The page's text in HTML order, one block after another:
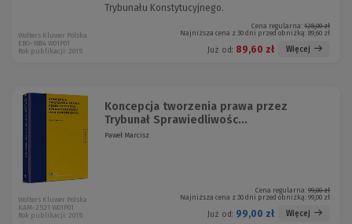
Trybunału Konstytucyjnego.
Cena regularna: 128,00 zł
Najniższa cena z 30 dni przed obniżką: 89,60 zł
Już od: 89,60 zł Więcej
Wolters Kluwer Polska
EBO-1884 W01P01
Rok publikacji: 2015
Koncepcja tworzenia prawa przez
Trybunał Sprawiedliwośc...
Paweł Marcisz
Cena regularna: 99,00 zł
Najniższa cena z 30 dni przed obniżką: 99,00 zł
Już od: 99,00 zł Więcej
Wolters Kluwer Polska
KAM-2521 W01P01
Rok publikacji: 2015